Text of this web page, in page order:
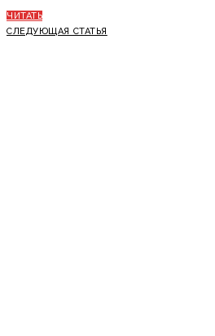
ЧИТАТЬ
СЛЕДУЮЩАЯ СТАТЬЯ